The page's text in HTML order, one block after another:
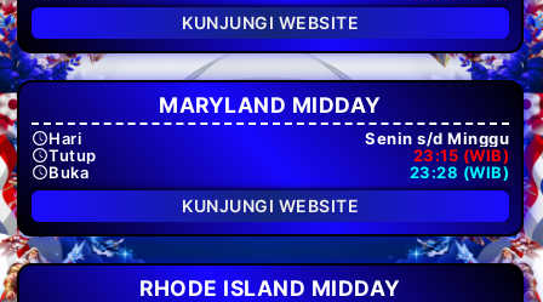
KUNJUNGI WEBSITE
MARYLAND MIDDAY
Hari
Senin s/d Minggu
Tutup
23:15 (WIB)
Buka
23:28 (WIB)
KUNJUNGI WEBSITE
RHODE ISLAND MIDDAY